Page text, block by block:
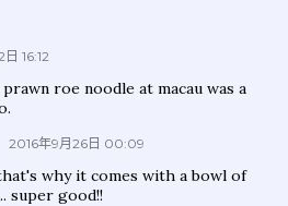
16:12
roe noodle at macau was a
2016年9月26日 00:09
why it comes with a bowl of
super good!!